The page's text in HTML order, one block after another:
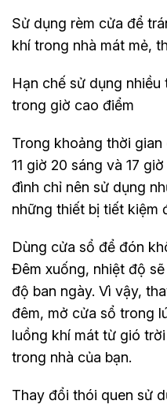
Sử dụng rèm cửa để
khí trong nhà mát mẻ,
Hạn chế sử dụng
trong giờ cao điểm
Trong khoảng thời
11 giờ 20 sáng và 17
đình chỉ nên sử dụng
những thiết bị tiết kiệm
Dùng cửa sổ để đón
Đêm xuống, nhiệt độ
độ ban ngày. Vì vậy,
đêm, mở cửa sổ trong
luồng khí mát từ gió
trong nhà của bạn.
Thay đổi thói quen sử